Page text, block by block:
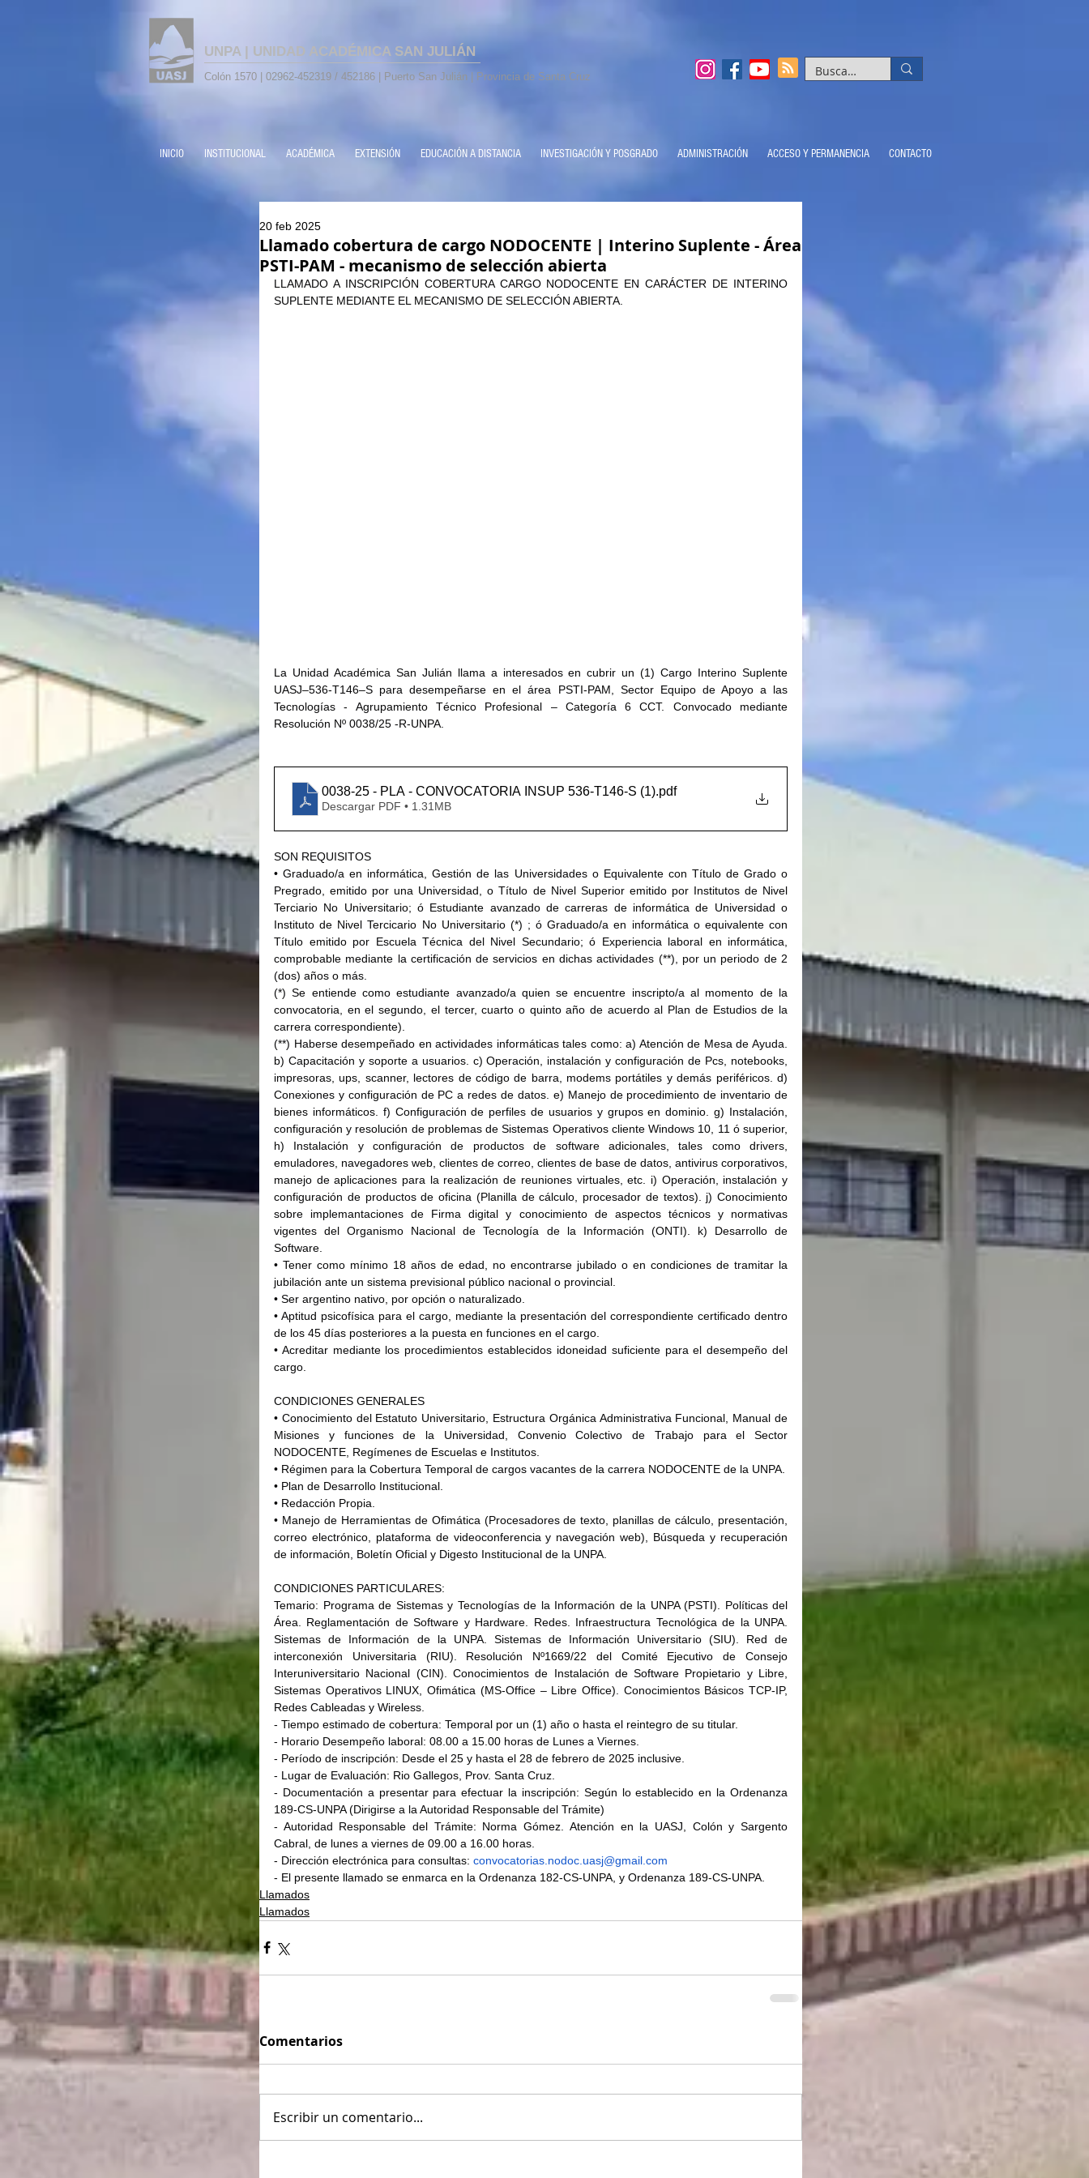
UNPA | UNIDAD ACADÉMICA SAN JULIÁN
Colón 1570 | 02962-452319 / 452186 | Puerto San Julián | Provincia de Santa Cruz
INICIO INSTITUCIONAL ACADÉMICA EXTENSIÓN EDUCACIÓN A DISTANCIA INVESTIGACIÓN Y POSGRADO ADMINISTRACIÓN ACCESO Y PERMANENCIA CONTACTO
Llamado cobertura de cargo NODOCENTE | Interino Suplente - Área
PSTI-PAM - mecanismo de selección abierta
20 feb 2025
LLAMADO A INSCRIPCIÓN COBERTURA CARGO NODOCENTE EN CARÁCTER DE INTERINO
SUPLENTE MEDIANTE EL MECANISMO DE SELECCIÓN ABIERTA.
La Unidad Académica San Julián llama a interesados en cubrir un (1) Cargo Interino Suplente
UASJ–536-T146–S para desempeñarse en el área PSTI-PAM, Sector Equipo de Apoyo a las
Tecnologías - Agrupamiento Técnico Profesional – Categoría 6 CCT. Convocado mediante
Resolución Nº 0038/25 -R-UNPA.
0038-25 - PLA - CONVOCATORIA INSUP 536-T146-S (1).pdf
Descargar PDF • 1.31MB
SON REQUISITOS
• Graduado/a en informática, Gestión de las Universidades o Equivalente con Título de Grado o
Pregrado, emitido por una Universidad, o Título de Nivel Superior emitido por Institutos de Nivel
Terciario No Universitario; ó Estudiante avanzado de carreras de informática de Universidad o
Instituto de Nivel Tercicario No Universitario (*) ; ó Graduado/a en informática o equivalente con
Título emitido por Escuela Técnica del Nivel Secundario; ó Experiencia laboral en informática,
comprobable mediante la certificación de servicios en dichas actividades (**), por un periodo de 2
(dos) años o más.
(*) Se entiende como estudiante avanzado/a quien se encuentre inscripto/a al momento de la
convocatoria, en el segundo, el tercer, cuarto o quinto año de acuerdo al Plan de Estudios de la
carrera correspondiente).
(**) Haberse desempeñado en actividades informáticas tales como: a) Atención de Mesa de Ayuda.
b) Capacitación y soporte a usuarios. c) Operación, instalación y configuración de Pcs, notebooks,
impresoras, ups, scanner, lectores de código de barra, modems portátiles y demás periféricos. d)
Conexiones y configuración de PC a redes de datos. e) Manejo de procedimiento de inventario de
bienes informáticos. f) Configuración de perfiles de usuarios y grupos en dominio. g) Instalación,
configuración y resolución de problemas de Sistemas Operativos cliente Windows 10, 11 ó superior,
h) Instalación y configuración de productos de software adicionales, tales como drivers,
emuladores, navegadores web, clientes de correo, clientes de base de datos, antivirus corporativos,
manejo de aplicaciones para la realización de reuniones virtuales, etc. i) Operación, instalación y
configuración de productos de oficina (Planilla de cálculo, procesador de textos). j) Conocimiento
sobre implemantaciones de Firma digital y conocimiento de aspectos técnicos y normativas
vigentes del Organismo Nacional de Tecnología de la Información (ONTI). k) Desarrollo de
Software.
• Tener como mínimo 18 años de edad, no encontrarse jubilado o en condiciones de tramitar la
jubilación ante un sistema previsional público nacional o provincial.
• Ser argentino nativo, por opción o naturalizado.
• Aptitud psicofísica para el cargo, mediante la presentación del correspondiente certificado dentro
de los 45 días posteriores a la puesta en funciones en el cargo.
• Acreditar mediante los procedimientos establecidos idoneidad suficiente para el desempeño del
cargo.
CONDICIONES GENERALES
• Conocimiento del Estatuto Universitario, Estructura Orgánica Administrativa Funcional, Manual de
Misiones y funciones de la Universidad, Convenio Colectivo de Trabajo para el Sector
NODOCENTE, Regímenes de Escuelas e Institutos.
• Régimen para la Cobertura Temporal de cargos vacantes de la carrera NODOCENTE de la UNPA.
• Plan de Desarrollo Institucional.
• Redacción Propia.
• Manejo de Herramientas de Ofimática (Procesadores de texto, planillas de cálculo, presentación,
correo electrónico, plataforma de videoconferencia y navegación web), Búsqueda y recuperación
de información, Boletín Oficial y Digesto Institucional de la UNPA.
CONDICIONES PARTICULARES:
Temario: Programa de Sistemas y Tecnologías de la Información de la UNPA (PSTI). Políticas del
Área. Reglamentación de Software y Hardware. Redes. Infraestructura Tecnológica de la UNPA.
Sistemas de Información de la UNPA. Sistemas de Información Universitario (SIU). Red de
interconexión Universitaria (RIU). Resolución Nº1669/22 del Comité Ejecutivo de Consejo
Interuniversitario Nacional (CIN). Conocimientos de Instalación de Software Propietario y Libre,
Sistemas Operativos LINUX, Ofimática (MS-Office – Libre Office). Conocimientos Básicos TCP-IP,
Redes Cableadas y Wireless.
- Tiempo estimado de cobertura: Temporal por un (1) año o hasta el reintegro de su titular.
- Horario Desempeño laboral: 08.00 a 15.00 horas de Lunes a Viernes.
- Período de inscripción: Desde el 25 y hasta el 28 de febrero de 2025 inclusive.
- Lugar de Evaluación: Rio Gallegos, Prov. Santa Cruz.
- Documentación a presentar para efectuar la inscripción: Según lo establecido en la Ordenanza
189-CS-UNPA (Dirigirse a la Autoridad Responsable del Trámite)
- Autoridad Responsable del Trámite: Norma Gómez. Atención en la UASJ, Colón y Sargento
Cabral, de lunes a viernes de 09.00 a 16.00 horas.
- Dirección electrónica para consultas: convocatorias.nodoc.uasj@gmail.com
- El presente llamado se enmarca en la Ordenanza 182-CS-UNPA, y Ordenanza 189-CS-UNPA.
Llamados
Llamados
Comentarios
Escribir un comentario...